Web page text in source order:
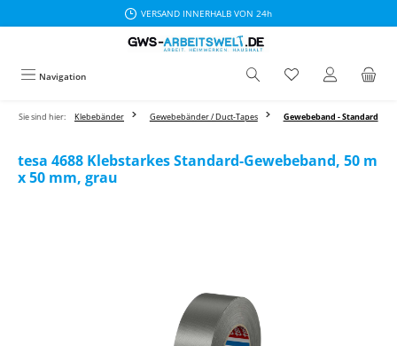
VERSAND INNERHALB VON 24h
Navigation
Sie sind hier: Klebebänder Gewebebänder / Duct-Tapes Gewebeband - Standard
tesa 4688 Klebstarkes Standard-Gewebeband, 50 m
x 50 mm, grau